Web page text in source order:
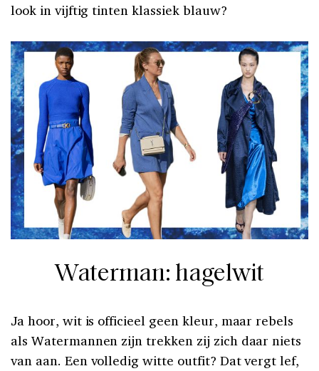
look in vijftig tinten klassiek blauw?
Waterman: hagelwit
Ja hoor, wit is officieel geen kleur, maar rebels
als Watermannen zijn trekken zij zich daar niets
van aan. Een volledig witte outfit? Dat vergt lef,